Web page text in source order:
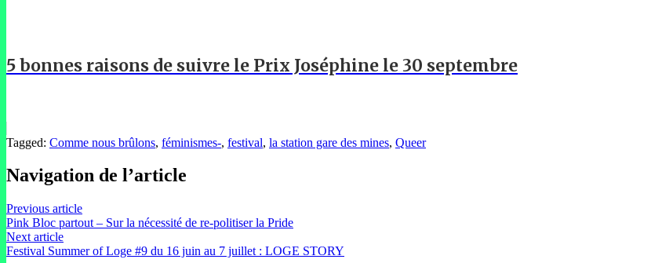
5 bonnes raisons de suivre le Prix Joséphine le 30 septembre
Tagged: Comme nous brûlons, féminismes-, festival, la station gare des mines, Queer
Navigation de l’article
Previous article
Pink Bloc partout – Sur la nécessité de re-politiser la Pride
Next article
Festival Summer of Loge #9 du 16 juin au 7 juillet : LOGE STORY